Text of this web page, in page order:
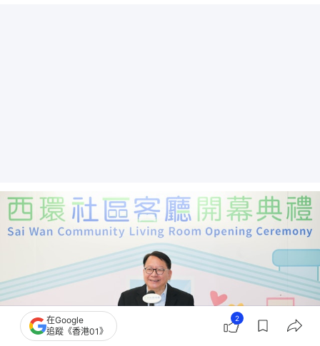
在Google
追蹤《香港01》
2